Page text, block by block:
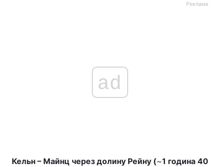
Реклама
ad
Кельн – Майнц через долину Рейну (~1 година 40